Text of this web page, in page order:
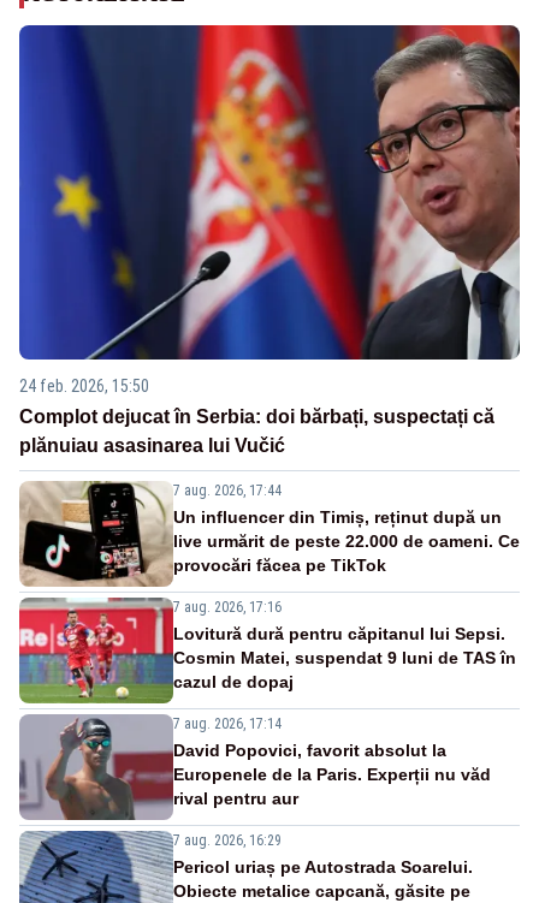
24 feb. 2026, 15:50
Complot dejucat în Serbia: doi bărbați, suspectați că
plănuiau asasinarea lui Vučić
7 aug. 2026, 17:44
Un influencer din Timiș, reținut după un
live urmărit de peste 22.000 de oameni. Ce
provocări făcea pe TikTok
7 aug. 2026, 17:16
Lovitură dură pentru căpitanul lui Sepsi.
Cosmin Matei, suspendat 9 luni de TAS în
cazul de dopaj
7 aug. 2026, 17:14
David Popovici, favorit absolut la
Europenele de la Paris. Experții nu văd
rival pentru aur
7 aug. 2026, 16:29
Pericol uriaș pe Autostrada Soarelui.
Obiecte metalice capcană, găsite pe